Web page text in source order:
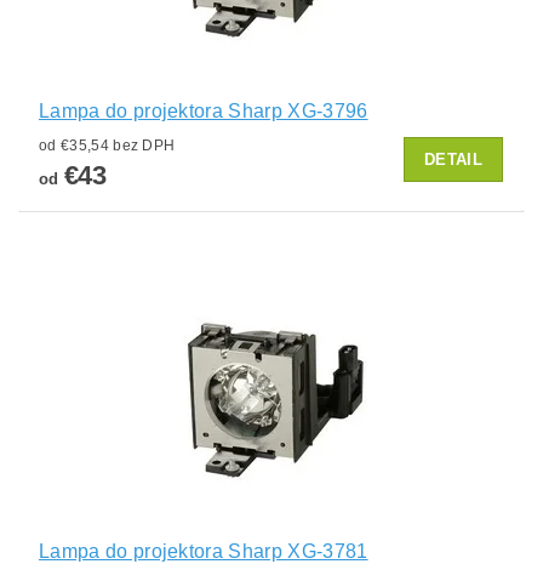
Lampa do projektora Sharp XG-3796
od €35,54 bez DPH
od €43
DETAIL
Lampa do projektora Sharp XG-3781